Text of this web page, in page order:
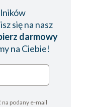
się na nasz
darmowy
na Ciebie!
podany e-mail